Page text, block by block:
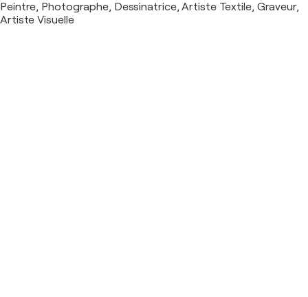
Peintre, Photographe, Dessinatrice, Artiste Textile, Graveur,
Artiste Visuelle